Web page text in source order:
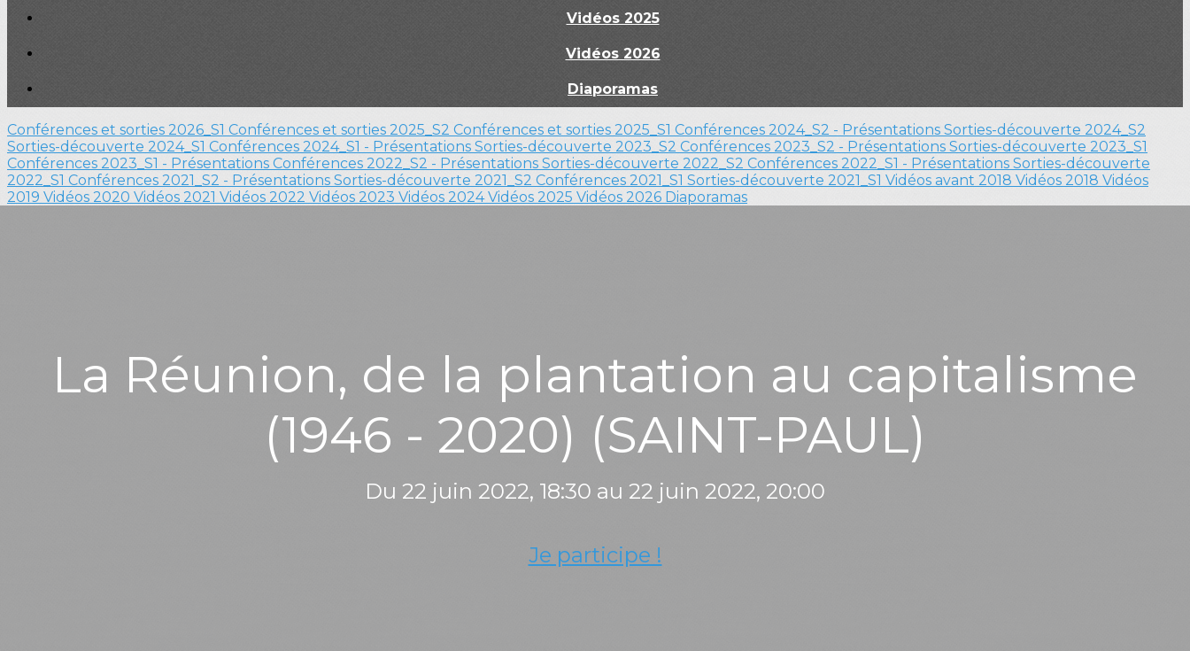
Vidéos 2025
Vidéos 2026
Diaporamas
Conférences et sorties 2026_S1 Conférences et sorties 2025_S2 Conférences et sorties 2025_S1 Conférences 2024_S2 - Présentations Sorties-découverte 2024_S2
Sorties-découverte 2024_S1 Conférences 2024_S1 - Présentations Sorties-découverte 2023_S2 Conférences 2023_S2 - Présentations Sorties-découverte 2023_S1
Conférences 2023_S1 - Présentations Conférences 2022_S2 - Présentations Sorties-découverte 2022_S2 Conférences 2022_S1 - Présentations Sorties-découverte
2022_S1 Conférences 2021_S2 - Présentations Sorties-découverte 2021_S2 Conférences 2021_S1 Sorties-découverte 2021_S1 Vidéos avant 2018 Vidéos 2018 Vidéos
2019 Vidéos 2020 Vidéos 2021 Vidéos 2022 Vidéos 2023 Vidéos 2024Vidéos 2025 Vidéos 2026 Diaporamas
La Réunion, de la plantation au capitalisme
(1946 - 2020) (SAINT-PAUL)
Du 22 juin 2022, 18:30 au 22 juin 2022, 20:00
Je participe !